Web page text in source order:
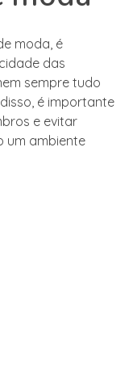
moda, é
das
sempre tudo
é importante
e evitar
um ambiente